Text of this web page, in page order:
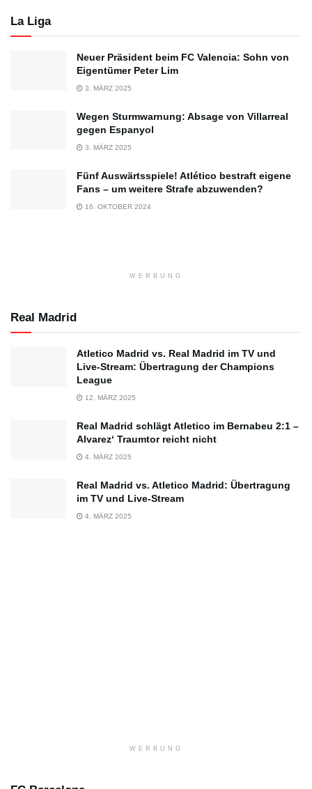
La Liga
Neuer Präsident beim FC Valencia: Sohn von
Eigentümer Peter Lim
3. MÄRZ 2025
Wegen Sturmwarnung: Absage von Villarreal
gegen Espanyol
3. MÄRZ 2025
Fünf Auswärtsspiele! Atlético bestraft eigene
Fans – um weitere Strafe abzuwenden?
16. OKTOBER 2024
WERBUNG
Real Madrid
Atletico Madrid vs. Real Madrid im TV und
Live-Stream: Übertragung der Champions
League
12. MÄRZ 2025
Real Madrid schlägt Atletico im Bernabeu 2:1 –
Alvarez‘ Traumtor reicht nicht
4. MÄRZ 2025
Real Madrid vs. Atletico Madrid: Übertragung
im TV und Live-Stream
4. MÄRZ 2025
WERBUNG